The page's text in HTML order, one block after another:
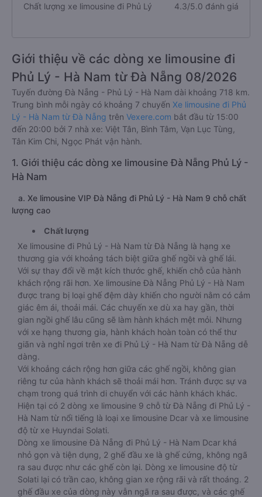
Chất lượng xe limousine đi Phủ Lý 4.3/5.0 đánh giá
Giới thiệu về các dòng xe limousine đi
Phủ Lý - Hà Nam từ Đà Nẵng 08/2026
Tuyến đường Đà Nẵng - Phủ Lý - Hà Nam dài khoảng 718 km.
Trung bình mỗi ngày có khoảng 7 chuyến Xe limousine đi Phủ
Lý - Hà Nam từ Đà Nẵng trên Vexere.com bắt đầu từ 15:00
đến 20:00 bởi 7 nhà xe: Việt Tân, Bình Tâm, Vạn Lục Tùng,
Tân Kim Chi, Ngọc Phát vận hành.
1. Giới thiệu các dòng xe limousine Đà Nẵng Phủ Lý -
Hà Nam
a. Xe limousine VIP Đà Nẵng đi Phủ Lý - Hà Nam 9 chỗ chất
lượng cao
Chất lượng
Xe limousine đi Phủ Lý - Hà Nam từ Đà Nẵng là hạng xe
thương gia với khoảng tách biệt giữa ghế ngồi và ghế lái.
Với sự thay đổi về mặt kích thước ghế, khiến chỗ của hành
khách rộng rãi hơn. Xe limousine Đà Nẵng Phủ Lý - Hà Nam
được trang bị loại ghế đệm dày khiến cho người nằm có cảm
giác êm ái, thoải mái. Các chuyến xe dù xa hay gần, thời
gian ngồi ghế lâu cũng sẽ làm hành khách mệt mỏi. Nhưng
với xe hạng thương gia, hành khách hoàn toàn có thể thư
giãn và nghỉ ngơi trên xe đi Phủ Lý - Hà Nam từ Đà Nẵng dễ
dàng.
Với khoảng cách rộng hơn giữa các ghế ngồi, không gian
riêng tư của hành khách sẽ thoải mái hơn. Tránh được sự va
chạm trong quá trình di chuyển với các hành khách khác.
Hiện tại có 2 dòng xe limousine 9 chỗ từ Đà Nẵng đi Phủ Lý -
Hà Nam từ nổi tiếng là loại xe limousine Dcar và xe limousine
độ từ xe Huyndai Solati.
Dòng xe limousine Đà Nẵng đi Phủ Lý - Hà Nam Dcar khá
nhỏ gọn và tiện dụng, 2 ghế đầu xe là ghế cứng, không ngã
ra sau được như các ghế còn lại. Dòng xe limousine độ từ
Solati lại có trần cao, không gian xe rộng rãi và rất thoáng. 2
ghế đầu xe của dòng này vẫn ngã ra sau được, và các ghế